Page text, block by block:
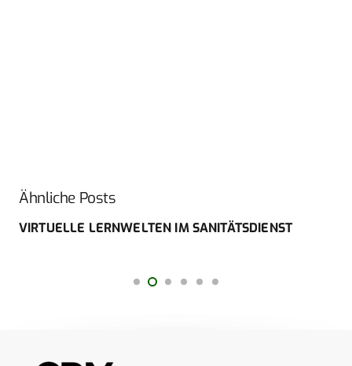
Ähnliche Posts
VIRTUELLE LERNWELTEN IM SANITÄTSDIENST